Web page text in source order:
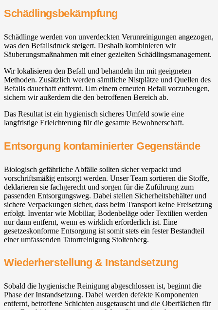
Schädlingsbekämpfung
Schädlinge werden von unverdeckten Verunreinigungen angezogen,
was den Befallsdruck steigert. Deshalb kombinieren wir
Säuberungsmaßnahmen mit einer gezielten Schädlingsmanagement.
Wir lokalisieren den Befall und behandeln ihn mit geeigneten
Methoden. Zusätzlich werden sämtliche Nistplätze und Quellen des
Befalls dauerhaft entfernt. Um einem erneuten Befall vorzubeugen,
sichern wir außerdem die den betroffenen Bereich ab.
Das Resultat ist ein hygienisch sicheres Umfeld sowie eine
langfristige Erleichterung für die gesamte Bewohnerschaft.
Entsorgung kontaminierter Gegenstände
Biologisch gefährliche Abfälle sollten sicher verpackt und
vorschriftsmäßig entsorgt werden. Unser Team sortieren die Stoffe,
deklarieren sie fachgerecht und sorgen für die Zuführung zum
passenden Entsorgungsweg. Dabei stellen Sicherheitsbehälter und
sichere Verpackungen sicher, dass beim Transport keine Freisetzung
erfolgt. Inventar wie Mobiliar, Bodenbeläge oder Textilien werden
nur dann entfernt, wenn es wirklich erforderlich ist. Eine
gesetzeskonforme Entsorgung ist somit stets ein fester Bestandteil
einer umfassenden Tatortreinigung Stoltenberg.
Wiederherstellung & Instandsetzung
Sobald die hygienische Reinigung abgeschlossen ist, beginnt die
Phase der Instandsetzung. Dabei werden defekte Komponenten
entfernt, betroffene Schichten ausgetauscht und die Oberflächen für